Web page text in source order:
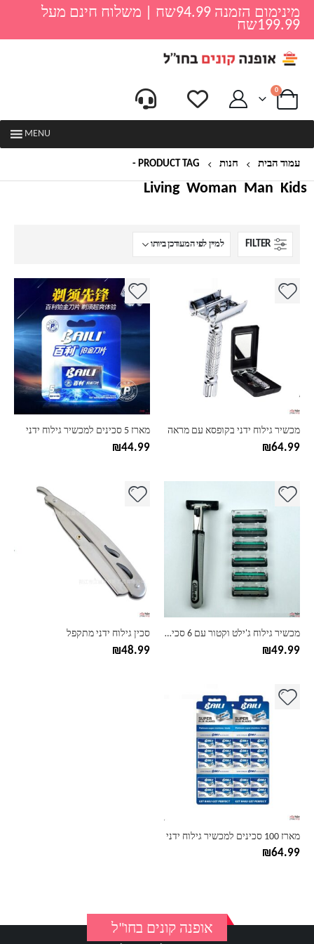
מינימום הזמנה 94.99שח | משלוח חינם מעל
199.99שח
0
MENU
עמוד הבית חנות PRODUCT TAG -
Kids
Man
Woman
Living
FILTER
מכשיר גילוח ידני בקופסא עם מראה
₪64.99
מארז 5 סכינים למכשיר גילוח ידני
₪44.99
מכשיר גילוח ג'ילט וקטור עם 6 סכינים
₪49.99
סכין גילוח ידני מתקפל
₪48.99
מארז 100 סכינים למכשיר גילוח ידני
₪64.99
אופנה קונים בחו"ל